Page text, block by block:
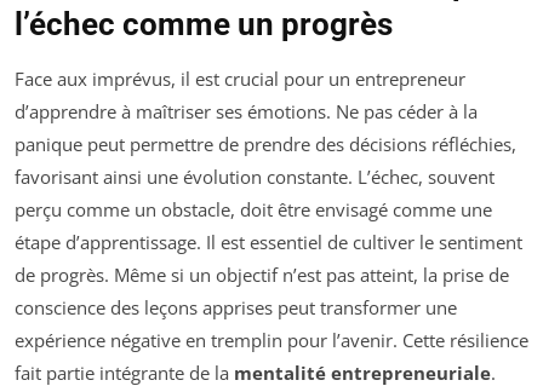
l’échec comme un progrès
Face aux imprévus, il est crucial pour un entrepreneur
d’apprendre à maîtriser ses émotions. Ne pas céder à la
panique peut permettre de prendre des décisions réfléchies,
favorisant ainsi une évolution constante. L’échec, souvent
perçu comme un obstacle, doit être envisagé comme une
étape d’apprentissage. Il est essentiel de cultiver le sentiment
de progrès. Même si un objectif n’est pas atteint, la prise de
conscience des leçons apprises peut transformer une
expérience négative en tremplin pour l’avenir. Cette résilience
fait partie intégrante de la mentalité entrepreneuriale.